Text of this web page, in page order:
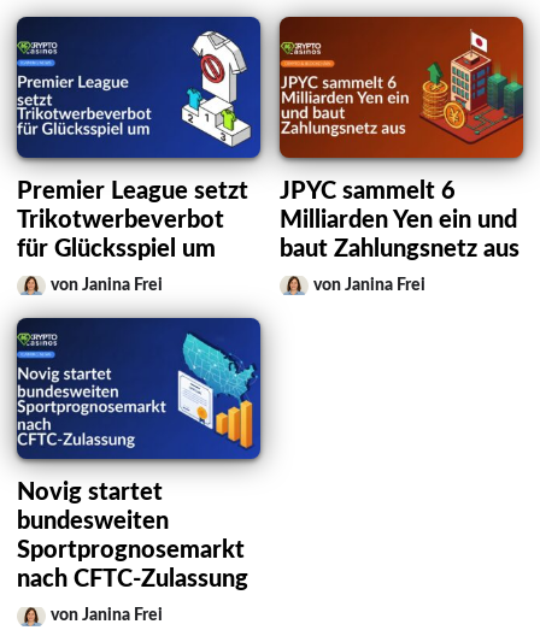
Premier League setzt
Trikotwerbeverbot
für Glücksspiel um
von Janina Frei
JPYC sammelt 6
Milliarden Yen ein und
baut Zahlungsnetz aus
von Janina Frei
Novig startet
bundesweiten
Sportprognosemarkt
nach CFTC-Zulassung
von Janina Frei